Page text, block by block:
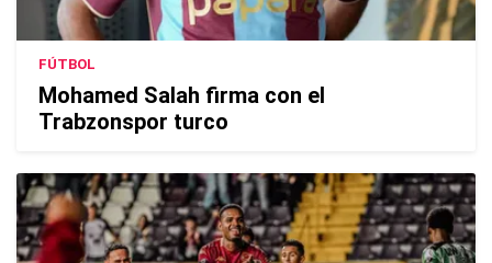
FÚTBOL
Mohamed Salah firma con el
Trabzonspor turco